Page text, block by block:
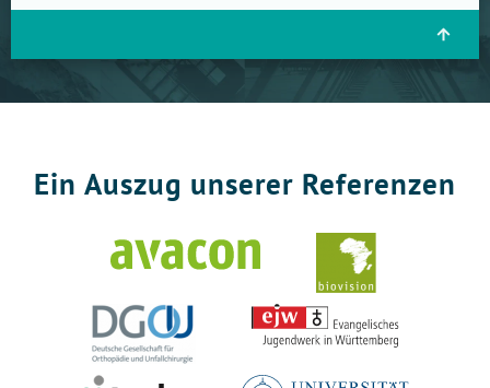
Ein Auszug unserer Referenzen